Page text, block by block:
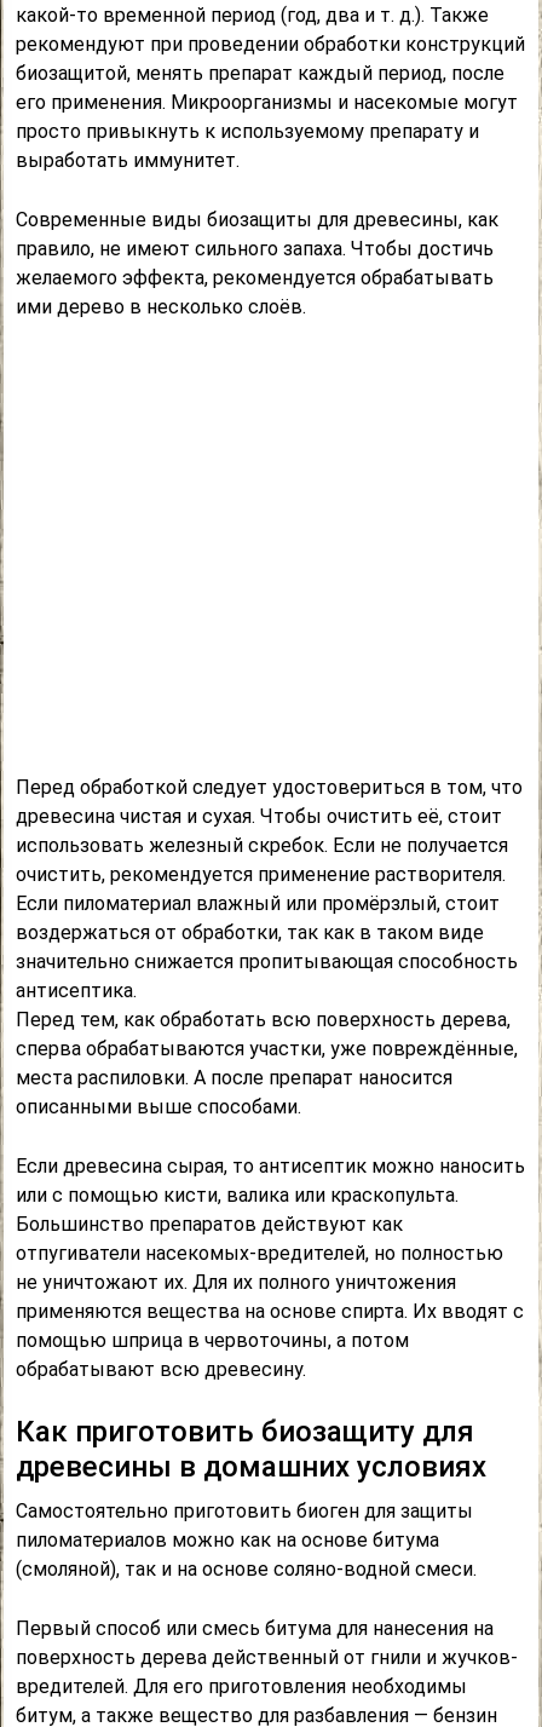
какой-то временной период (год, два и т. д.). Также
рекомендуют при проведении обработки конструкций
биозащитой, менять препарат каждый период, после
его применения. Микроорганизмы и насекомые могут
просто привыкнуть к используемому препарату и
выработать иммунитет.
Современные виды биозащиты для древесины, как
правило, не имеют сильного запаха. Чтобы достичь
желаемого эффекта, рекомендуется обрабатывать
ими дерево в несколько слоёв.
Перед обработкой следует удостовериться в том, что
древесина чистая и сухая. Чтобы очистить её, стоит
использовать железный скребок. Если не получается
очистить, рекомендуется применение растворителя.
Если пиломатериал влажный или промёрзлый, стоит
воздержаться от обработки, так как в таком виде
значительно снижается пропитывающая способность
антисептика.
Перед тем, как обработать всю поверхность дерева,
сперва обрабатываются участки, уже повреждённые,
места распиловки. А после препарат наносится
описанными выше способами.
Если древесина сырая, то антисептик можно наносить
или с помощью кисти, валика или краскопульта.
Большинство препаратов действуют как
отпугиватели насекомых-вредителей, но полностью
не уничтожают их. Для их полного уничтожения
применяются вещества на основе спирта. Их вводят с
помощью шприца в червоточины, а потом
обрабатывают всю древесину.
Как приготовить биозащиту для
древесины в домашних условиях
Самостоятельно приготовить биоген для защиты
пиломатериалов можно как на основе битума
(смоляной), так и на основе соляно-водной смеси.
Первый способ или смесь битума для нанесения на
поверхность дерева действенный от гнили и жучков-
вредителей. Для его приготовления необходимы
битум, а также вещество для разбавления — бензин